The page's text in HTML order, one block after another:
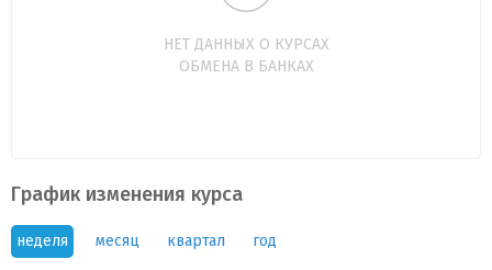
НЕТ ДАННЫХ О КУРСАХ
ОБМЕНА В БАНКАХ
График изменения курса
неделя месяц квартал год